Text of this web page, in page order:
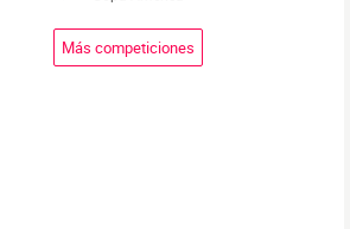
Más competiciones